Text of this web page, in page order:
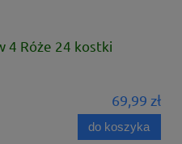
4 Róże 24 kostki
69,99 zł
do koszyka